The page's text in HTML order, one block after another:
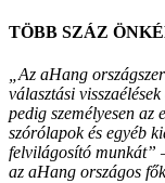
TÖBB SZÁZ
„Az aHang
választási
pedig személyesen az
szórólapok és egyéb
felvilágosító munkát”
az aHang országos